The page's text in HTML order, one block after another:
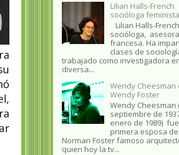
Lilian Halls-French
socióloga feminista
Lilian Halls-
socióloga,
francesa. Ha
clases de
trabajado como investigadora
diversa...
Wendy Cheesman
Wendy Foster
Wendy Cheesman
septiembre de
enero de 1989)
primera esposa de
Norman Foster famoso
quien hoy la tv...